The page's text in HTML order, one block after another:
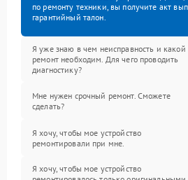
по ремонту техники, вы получите акт
гарантийный талон.
Я уже знаю в чем неисправность и какой
ремонт необходим. Для чего проводить
диагностику?
Мне нужен срочный ремонт. Сможете
сделать?
Я хочу, чтобы мое устройство
ремонтировали при мне.
Я хочу, чтобы мое устройство